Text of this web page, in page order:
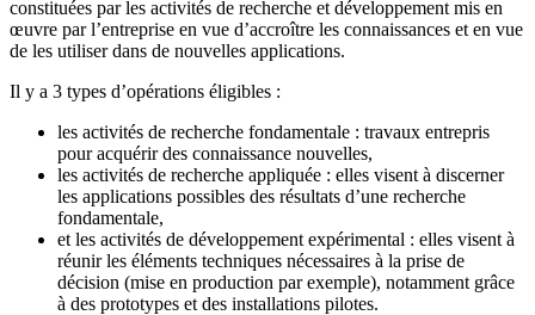
constituées par les activités de recherche et développement mis en
œuvre par l’entreprise en vue d’accroître les connaissances et en vue
de les utiliser dans de nouvelles applications.
Il y a 3 types d’opérations éligibles :
les activités de recherche fondamentale : travaux entrepris
pour acquérir des connaissance nouvelles,
les activités de recherche appliquée : elles visent à discerner
les applications possibles des résultats d’une recherche
fondamentale,
et les activités de développement expérimental : elles visent à
réunir les éléments techniques nécessaires à la prise de
décision (mise en production par exemple), notamment grâce
à des prototypes et des installations pilotes.